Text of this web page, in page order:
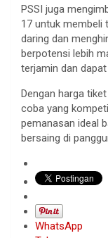
PSSI juga
17 untuk membeli
daring dan
berpotensi lebih
terjamin dan
Dengan harga
coba yang
pemanasan ideal
bersaing di
WhatsApp